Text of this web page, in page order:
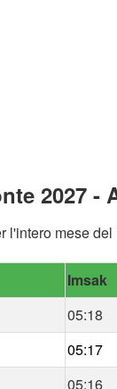
2027 -
l'intero mese del
Imsak
05:18
05:17
05:16